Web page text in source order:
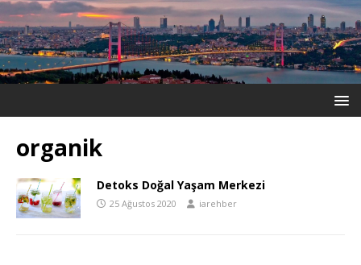
organik
Detoks Doğal Yaşam Merkezi
25 Ağustos 2020 iarehber